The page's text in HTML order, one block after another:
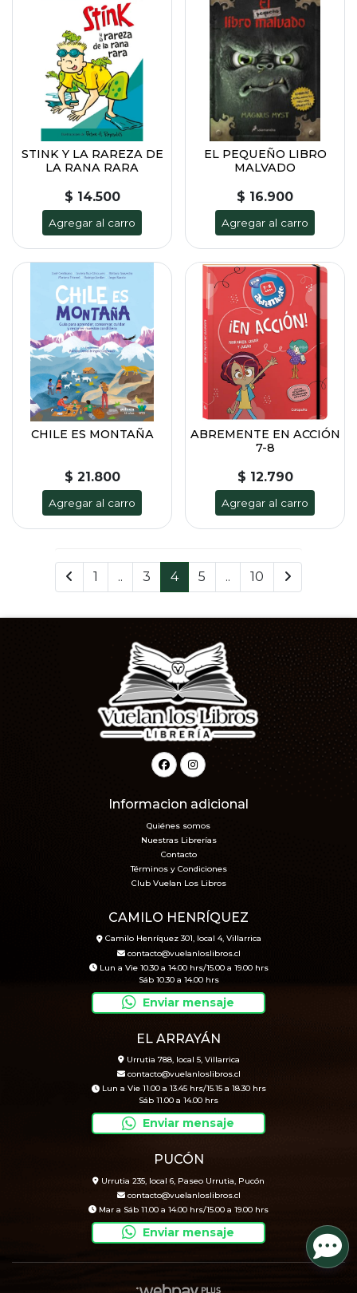
STINK Y LA RAREZA DE
LA RANA RARA
$ 14.500
Agregar al carro
EL PEQUEÑO LIBRO
MALVADO
$ 16.900
Agregar al carro
CHILE ES MONTAÑA
$ 21.800
Agregar al carro
ABREMENTE EN ACCIÓN
7-8
$ 12.790
Agregar al carro
1 .. 3 4 5 .. 10
Informacion adicional
Quiénes somos
Nuestras Librerías
Contacto
Términos y Condiciones
Club Vuelan Los Libros
CAMILO HENRÍQUEZ
Camilo Henríquez 301, local 4, Villarrica
contacto@vuelanloslibros.cl
Lun a Vie 10.30 a 14.00 hrs/15.00 a 19.00 hrs
Sáb 10.30 a 14.00 hrs
Enviar mensaje
EL ARRAYÁN
Urrutia 788, local 5, Villarrica
contacto@vuelanloslibros.cl
Lun a Vie 11.00 a 13.45 hrs/15.15 a 18.30 hrs
Sáb 11.00 a 14.00 hrs
Enviar mensaje
PUCÓN
Urrutia 235, local 6, Paseo Urrutia, Pucón
contacto@vuelanloslibros.cl
Mar a Sáb 11.00 a 14.00 hrs/15.00 a 19.00 hrs
Enviar mensaje